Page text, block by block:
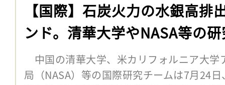
【国際】石炭火力の水銀高排
ンド。清華大学やNASA等の
中国の清華大学、米カリフォルニア大学
局（NASA）等の国際研究チームは7月24